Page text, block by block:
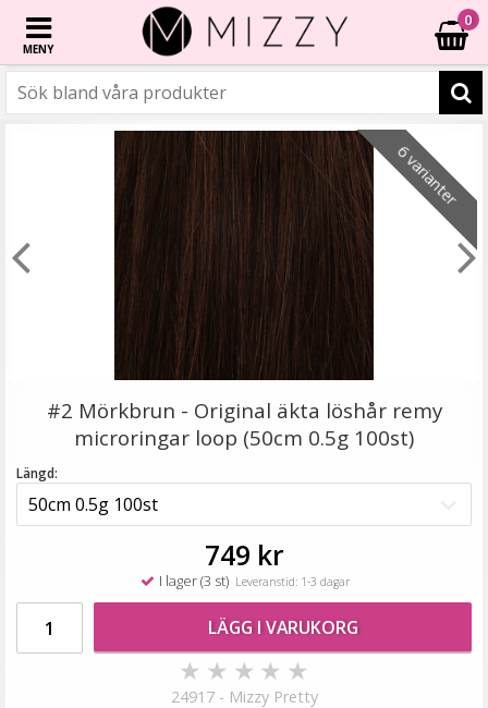
MENY
0
Rundad tång för isättning av microringar - Svart
249 kr
LÄGG I VARUKORG
6 varianter
6 varianter
6 varianter
2 varianter
6 varianter
6 varianter
#2 Mörkbrun - Original äkta löshår remy
microringar loop (50cm 0.5g 100st)
Längd:
749 kr
I lager (3 st) Leveranstid: 1-3 dagar
LÄGG I VARUKORG
★ ★ ★ ★ ★
24917 - Mizzy Pretty